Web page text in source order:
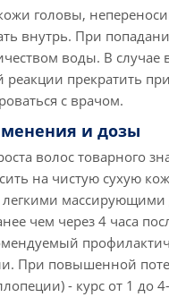
головы,
внутрь. При
воды. В случае
реакции прекратить
с врачом.
и дозы
волос товарного
на чистую сухую
легкими
чем через 4 часа
При повышенной
- курс от 1 до